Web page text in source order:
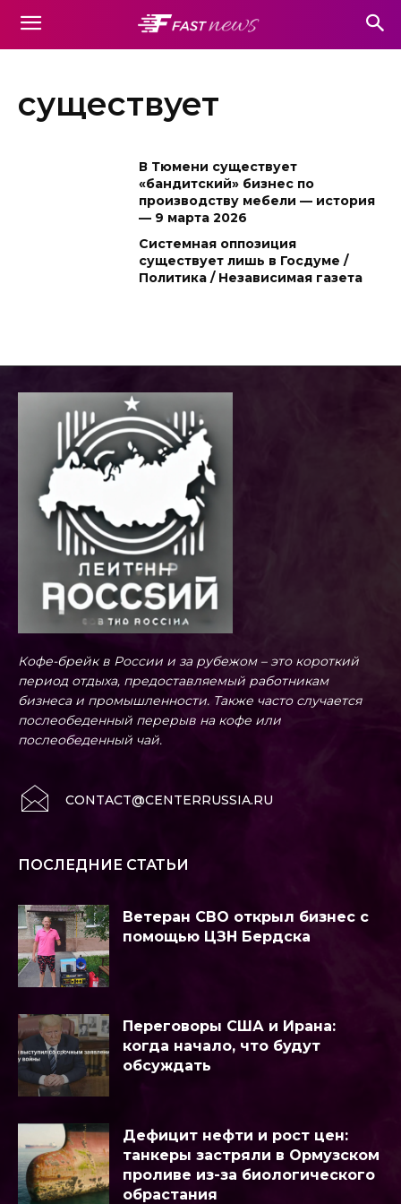
существует
В Тюмени существует
«бандитский» бизнес по
производству мебели — история
— 9 марта 2026
Системная оппозиция
существует лишь в Госдуме /
Политика / Независимая газета
Кофе-брейк в России и за рубежом – это короткий
период отдыха, предоставляемый работникам
бизнеса и промышленности. Также часто случается
послеобеденный перерыв на кофе или
послеобеденный чай.
CONTACT@CENTERRUSSIA.RU
ПОСЛЕДНИЕ СТАТЬИ
Ветеран СВО открыл бизнес с
помощью ЦЗН Бердска
Переговоры США и Ирана:
когда начало, что будут
обсуждать
Дефицит нефти и рост цен:
танкеры застряли в Ормузском
проливе из-за биологического
обрастания